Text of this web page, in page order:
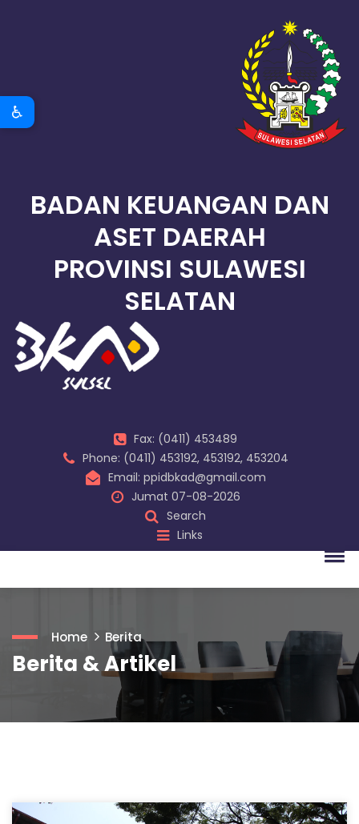
♿
BADAN KEUANGAN DAN
ASET DAERAH
PROVINSI SULAWESI
SELATAN
Fax: (0411) 453489
Phone: (0411) 453192, 453192, 453204
Email: ppidbkad@gmail.com
Jumat 07-08-2026
Search
Links
Home Berita
Berita & Artikel